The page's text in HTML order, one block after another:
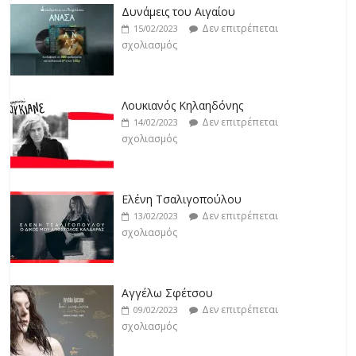
19/02/2023
Δεν επιτρέπεται
σχολιασμός
19/02/2023
Δεν επιτρέπεται
σχολιασμός
Λουκιανός Κηλαηδόνης
14/02/2023
Δεν επιτρέπεται
σχολιασμός
Ελένη Τσαλιγοπούλου
13/02/2023
Δεν επιτρέπεται
σχολιασμός
Αγγέλω Σφέτσου
09/02/2023
Δεν επιτρέπεται
σχολιασμός
Γιάννης Λογοθέτης
09/02/2023
Δεν επιτρέπεται
σχολιασμός